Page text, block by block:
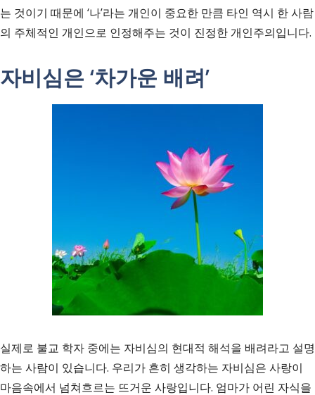
는 것이기 때문에 ‘나’라는 개인이 중요한 만큼 타인 역시 한 사람
의 주체적인 개인으로 인정해주는 것이 진정한 개인주의입니다.
자비심은 ‘차가운 배려’
실제로 불교 학자 중에는 자비심의 현대적 해석을 배려라고 설명
하는 사람이 있습니다. 우리가 흔히 생각하는 자비심은 사랑이
마음속에서 넘쳐흐르는 뜨거운 사랑입니다. 엄마가 어린 자식을